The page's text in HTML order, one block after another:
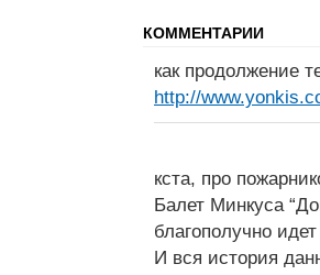
КОММЕНТАРИИ
как продолжение
http://
кста, про
Балет Минкуса
благополучно
И вся история